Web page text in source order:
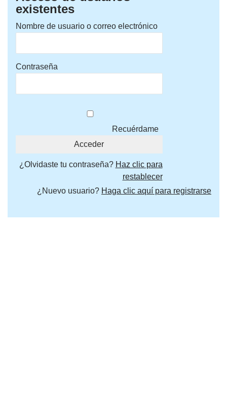
existentes
Nombre de usuario o correo electrónico
Contraseña
Recuérdame
¿Olvidaste tu contraseña? Haz clic para
restablecer
¿Nuevo usuario? Haga clic aquí para registrarse